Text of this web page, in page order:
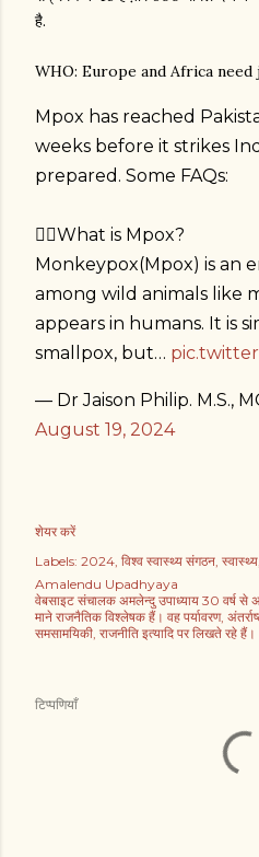
है.
WHO: Europe and Africa
Mpox has reached
weeks before it strikes
prepared. Some FAQs:
👉🏻What is Mpox?
Monkeypox(Mpox) is an
among wild animals like
appears in humans. It is
smallpox, but…
— Dr Jaison Philip. M.S.,
August 19, 2024
शेयर करें
Labels: 2024 विश्व स्वास्थ्य संगठन स्वास्थ्य
Amalendu Upadhyaya
वेबसाइट संचालक अमलेन्दु उपाध्याय 30 वर्ष से
माने राजनैतिक विश्लेषक हैं। वह पर्यावरण,
समसामयिकी, राजनीति इत्यादि पर लिखते रहे हैं।
टिप्पणियाँ